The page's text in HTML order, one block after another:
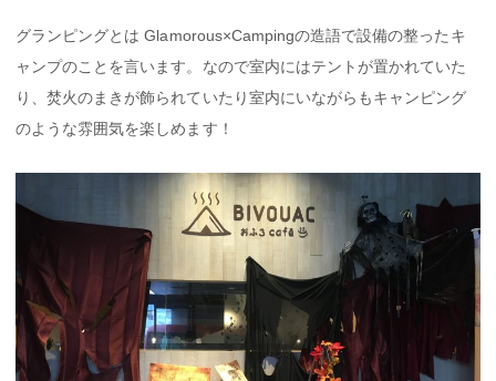
グランピングとは Glamorous×Campingの造語で設備の整ったキ
ャンプのことを言います。なので室内にはテントが置かれていた
り、焚火のまきが飾られていたり室内にいながらもキャンピング
のような雰囲気を楽しめます！